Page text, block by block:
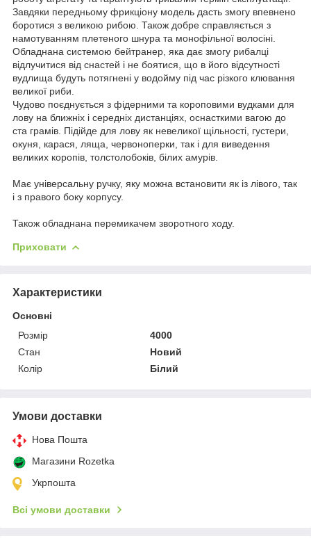
Завдяки передньому фрикціону модель дасть змогу впевнено
боротися з великою рибою. Також добре справляється з
намотуванням плетеного шнура та монофільної волосіні.
Обладнана системою бейтранер, яка дає змогу рибалці
відлучитися від снастей і не боятися, що в його відсутності
вудлища будуть потягнені у водойму під час різкого клювання
великої риби.
Чудово поєднується з фідерними та короповими вудками для
лову на ближніх і середніх дистанціях, оснасткими вагою до
ста грамів. Підійде для лову як невеликої щільності, густери,
окуня, карася, ляща, червоноперки, так і для виведення
великих коропів, толстолобоків, білих амурів.
Має універсальну ручку, яку можна встановити як із лівого, так
і з правого боку корпусу.
Також обладнана перемикачем зворотного ходу.
Приховати
Характеристики
Основні
Розмір
4000
Стан
Новий
Колір
Білий
Умови доставки
Нова Пошта
Магазини Rozetka
Укрпошта
Всі умови доставки